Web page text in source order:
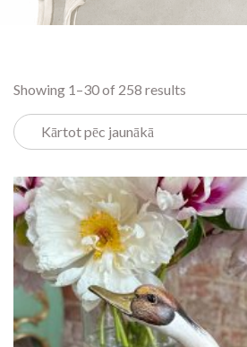
Showing 1–30 of 258 results